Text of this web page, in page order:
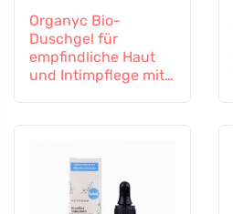
Organyc Bio-
Duschgel für
empfindliche Haut
und Intimpflege mit